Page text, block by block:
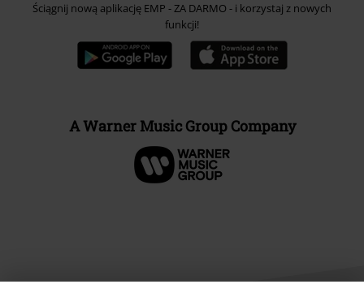
Ściągnij nową aplikację EMP - ZA DARMO - i korzystaj z nowych
funkcji!
A Warner Music Group Company